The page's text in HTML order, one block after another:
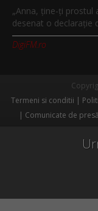
„Anna, ţine-ţi prostul
desenat o declaraţie
DigiFM.ro
Termeni si conditii
Comunicate de presă